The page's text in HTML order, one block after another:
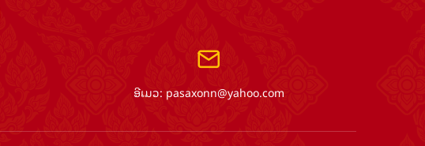
ອີເມວ: pasaxonn@yahoo.com